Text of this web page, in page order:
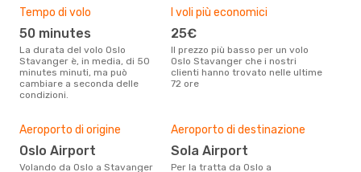
Diretto
OSL- SVG
WideroeDiretto
SVG- OSL
Tempo di volo
50 minutes
La durata del volo Oslo
Stavanger è, in media, di 50
minutes minuti, ma può
cambiare a seconda delle
condizioni.
I voli più economici
25€
Il prezzo più basso per un volo
Oslo Stavanger che i nostri
clienti hanno trovato nelle ultime
72 ore
Aeroporto di origine
Oslo Airport
Volando da Oslo a Stavanger
Aeroporto di destinazione
Sola Airport
Per la tratta da Oslo a